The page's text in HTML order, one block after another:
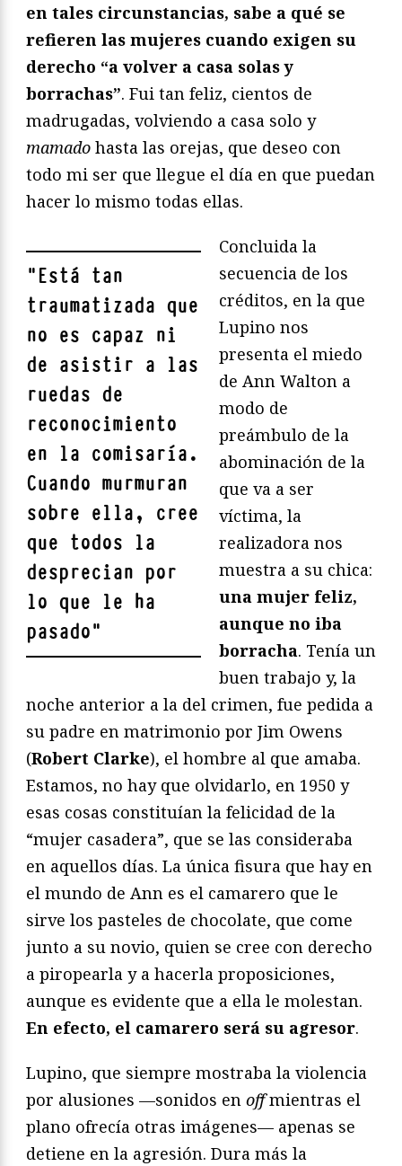
en tales circunstancias, sabe a qué se
refieren las mujeres cuando exigen su
derecho “a volver a casa solas y
borrachas”. Fui tan feliz, cientos de
madrugadas, volviendo a casa solo y
mamado hasta las orejas, que deseo con
todo mi ser que llegue el día en que puedan
hacer lo mismo todas ellas.
"Está tan
traumatizada que
no es capaz ni
de asistir a las
ruedas de
reconocimiento
en la comisaría.
Cuando murmuran
sobre ella, cree
que todos la
desprecian por
lo que le ha
pasado"
Concluida la
secuencia de los
créditos, en la que
Lupino nos
presenta el miedo
de Ann Walton a
modo de
preámbulo de la
abominación de la
que va a ser
víctima, la
realizadora nos
muestra a su chica:
una mujer feliz,
aunque no iba
borracha. Tenía un
buen trabajo y, la
noche anterior a la del crimen, fue pedida a
su padre en matrimonio por Jim Owens
(Robert Clarke), el hombre al que amaba.
Estamos, no hay que olvidarlo, en 1950 y
esas cosas constituían la felicidad de la
“mujer casadera”, que se las consideraba
en aquellos días. La única fisura que hay en
el mundo de Ann es el camarero que le
sirve los pasteles de chocolate, que come
junto a su novio, quien se cree con derecho
a piropearla y a hacerla proposiciones,
aunque es evidente que a ella le molestan.
En efecto, el camarero será su agresor.
Lupino, que siempre mostraba la violencia
por alusiones —sonidos en offmientras el
plano ofrecía otras imágenes— apenas se
detiene en la agresión. Dura más la